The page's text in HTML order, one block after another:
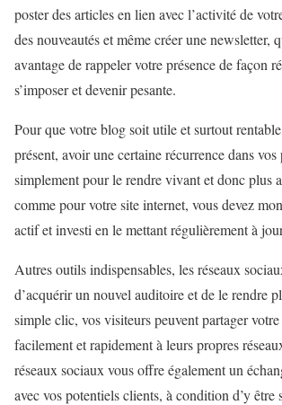
poster des articles en lien avec l’activité de
des nouveautés et même créer une newsletter,
avantage de rappeler votre présence de façon
s’imposer et devenir pesante.
Pour que votre blog soit utile et surtout
présent, avoir une certaine récurrence dans
simplement pour le rendre vivant et donc plus
comme pour votre site internet, vous devez
actif et investi en le mettant régulièrement à
Autres outils indispensables, les réseaux
d’acquérir un nouvel auditoire et de le rendre
simple clic, vos visiteurs peuvent partager
facilement et rapidement à leurs propres
réseaux sociaux vous offre également un
avec vos potentiels clients, à condition d’y être